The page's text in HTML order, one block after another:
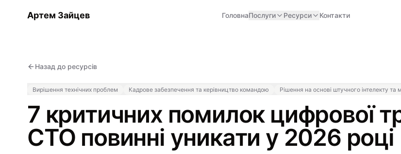
Артем Зайцев ГоловнаПослуги Ресурси Контакти
Назад до ресурсів
Вирішення технічних проблем Кадрове забезпечення та керівництво командою Рішення на основі штучного інтелекту
7 критичних помилок цифрової
CTO повинні уникати у 2026 році